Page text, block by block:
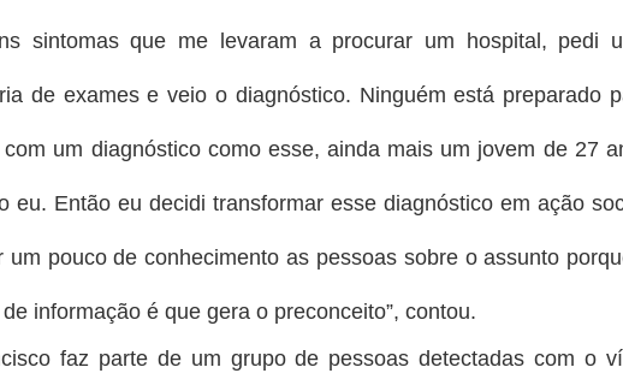
sintomas que me levaram a procurar um hospital, pedi
de exames e veio o diagnóstico. Ninguém está preparado
com um diagnóstico como esse, ainda mais um jovem de 27
eu. Então eu decidi transformar esse diagnóstico em ação
um pouco de conhecimento as pessoas sobre o assunto
informação é que gera o preconceito”, contou.
faz parte de um grupo de pessoas detectadas com o